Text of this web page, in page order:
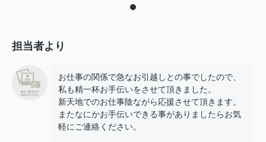
担当者より
お仕事の関係で急なお引越しとの事でしたので、
私も精一杯お手伝いをさせて頂きました。
新天地でのお仕事陰ながら応援させて頂きます。
またなにかお手伝いできる事がありましたらお気
軽にご連絡ください。